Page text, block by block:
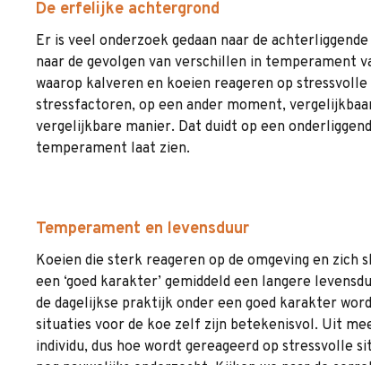
De erfelijke achtergrond
Er is veel onderzoek gedaan naar de
naar de gevolgen van verschillen in temperament
waarop kalveren en koeien reageren op
stressfactoren, op een ander moment,
vergelijkbare manier. Dat duidt op een
temperament laat zien.
Temperament en levensduur
Koeien die sterk reageren op de omgeving en
een ‘goed karakter’ gemiddeld een langere
de dagelijkse praktijk onder een goed karakter
situaties voor de koe zelf zijn betekenisvol. Uit
individu, dus hoe wordt gereageerd op stressvolle